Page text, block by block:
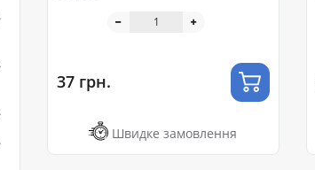
37 грн.
Швидке замовлення